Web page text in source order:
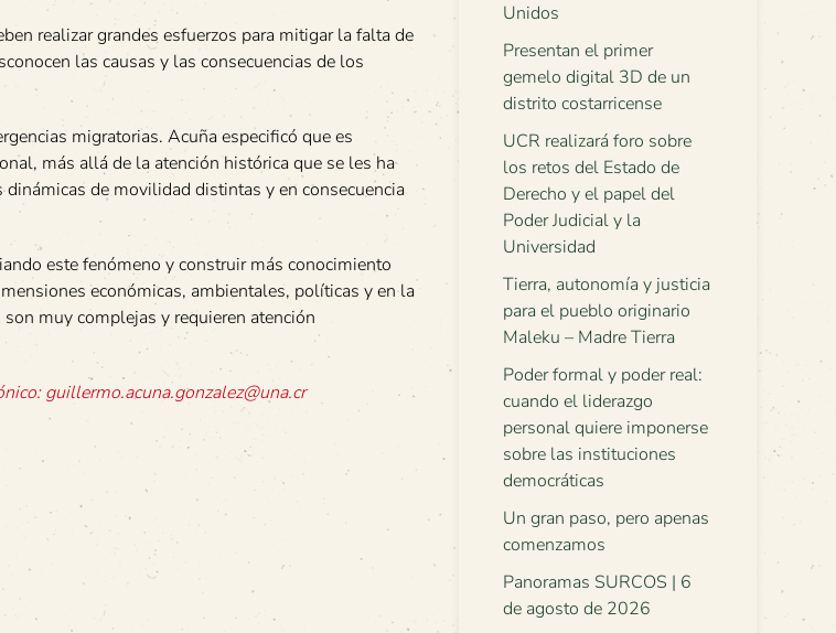
realizar grandes esfuerzos para mitigar la falta de
las causas y las consecuencias de los
migratorias. Acuña especificó que es
más allá de la atención histórica que se les ha
de movilidad distintas y en consecuencia
este fenómeno y construir más conocimiento
económicas, ambientales, políticas y en la
muy complejas y requieren atención
guillermo.acuna.gonzalez@una.cr
Unidos
Presentan el primer
gemelo digital 3D de un
distrito costarricense
UCR realizará foro sobre
los retos del Estado de
Derecho y el papel del
Poder Judicial y la
Universidad
Tierra, autonomía y justicia
para el pueblo originario
Maleku – Madre Tierra
Poder formal y poder real:
cuando el liderazgo
personal quiere imponerse
sobre las instituciones
democráticas
Un gran paso, pero apenas
comenzamos
Panoramas SURCOS | 6
de agosto de 2026